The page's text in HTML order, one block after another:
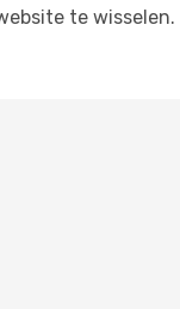
te wisselen.